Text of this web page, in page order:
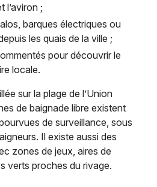
l’aviron ;
barques électriques ou
les quais de la ville ;
pour découvrir le
locale.
sur la plage de l’Union
de baignade libre existent
de surveillance, sous
Il existe aussi des
zones de jeux, aires de
verts proches du rivage.